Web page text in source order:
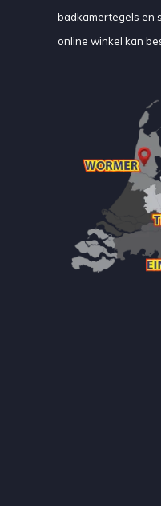
badkamertegels en
online winkel kan